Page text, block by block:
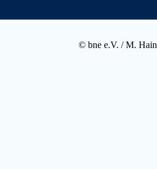
© bne e.V. / M. Hain